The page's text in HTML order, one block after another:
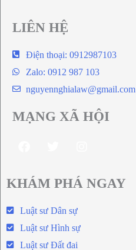
LIÊN HỆ
Điện thoại: 0912987103
Zalo: 0912 987 103
nguyennghialaw@gmail.com
MẠNG XÃ HỘI
KHÁM PHÁ NGAY
Luật sư Dân sự
Luật sư Hình sự
Luật sư Đất đai